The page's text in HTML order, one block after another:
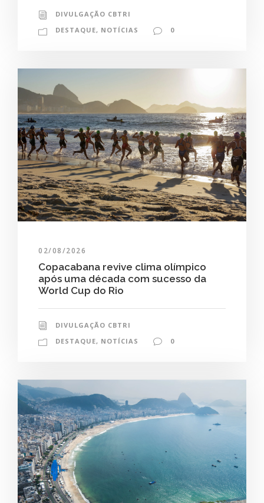
DIVULGAÇÃO CBTRI
DESTAQUE, NOTÍCIAS 0
02/08/2026
Copacabana revive clima olímpico
após uma década com sucesso da
World Cup do Rio
DIVULGAÇÃO CBTRI
DESTAQUE, NOTÍCIAS 0